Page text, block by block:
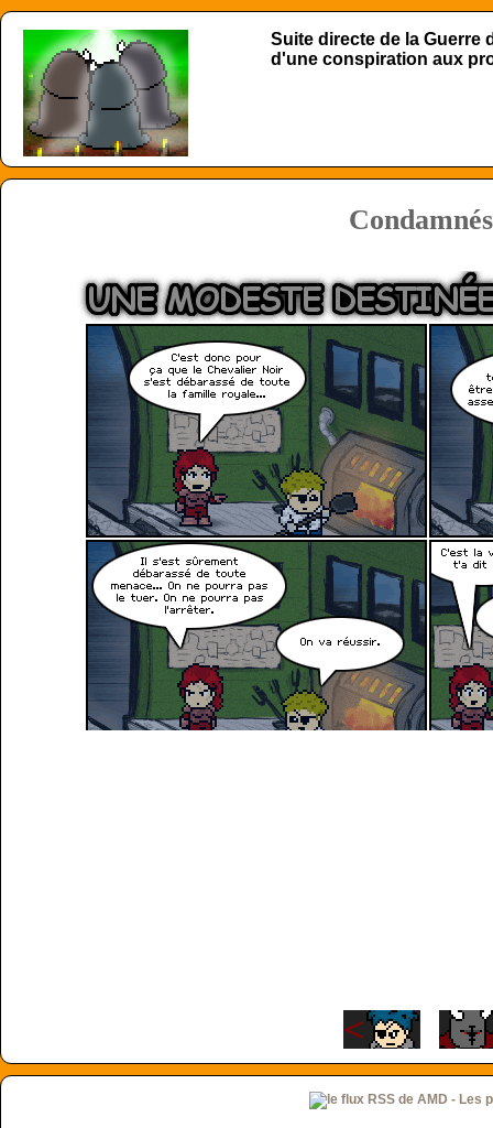
Suite directe de la Guerre
d'une conspiration aux